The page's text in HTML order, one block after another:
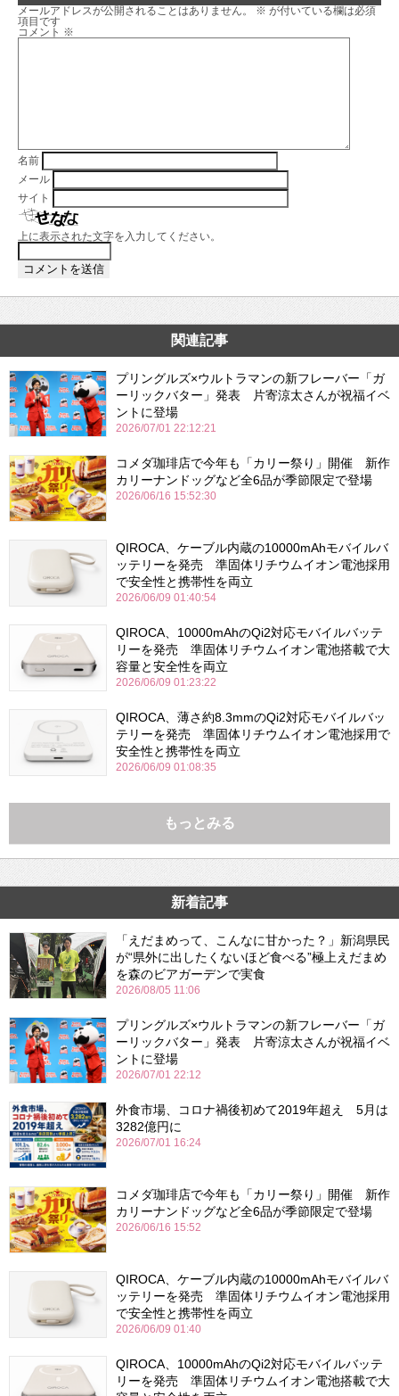
メールアドレスが公開されることはありません。 ※ が付いている欄は必須
項目です
コメント ※
名前
メール
サイト
上に表示された文字を入力してください。
関連記事
プリングルズ×ウルトラマンの新フレーバー「ガ
ーリックバター」発表 片寄涼太さんが祝福イベ
ントに登場
2026/07/01 22:12:21
コメダ珈琲店で今年も「カリー祭り」開催 新作
カリーナンドッグなど全6品が季節限定で登場
2026/06/16 15:52:30
QIROCA、ケーブル内蔵の10000mAhモバイルバ
ッテリーを発売 準固体リチウムイオン電池採用
で安全性と携帯性を両立
2026/06/09 01:40:54
QIROCA、10000mAhのQi2対応モバイルバッテ
リーを発売 準固体リチウムイオン電池搭載で大
容量と安全性を両立
2026/06/09 01:23:22
QIROCA、薄さ約8.3mmのQi2対応モバイルバッ
テリーを発売 準固体リチウムイオン電池採用で
安全性と携帯性を両立
2026/06/09 01:08:35
もっとみる
新着記事
「えだまめって、こんなに甘かった？」新潟県民
が“県外に出したくないほど食べる”極上えだまめ
を森のビアガーデンで実食
2026/08/05 11:06
プリングルズ×ウルトラマンの新フレーバー「ガ
ーリックバター」発表 片寄涼太さんが祝福イベ
ントに登場
2026/07/01 22:12
外食市場、コロナ禍後初めて2019年超え 5月は
3282億円に
2026/07/01 16:24
コメダ珈琲店で今年も「カリー祭り」開催 新作
カリーナンドッグなど全6品が季節限定で登場
2026/06/16 15:52
QIROCA、ケーブル内蔵の10000mAhモバイルバ
ッテリーを発売 準固体リチウムイオン電池採用
で安全性と携帯性を両立
2026/06/09 01:40
QIROCA、10000mAhのQi2対応モバイルバッテ
リーを発売 準固体リチウムイオン電池搭載で大